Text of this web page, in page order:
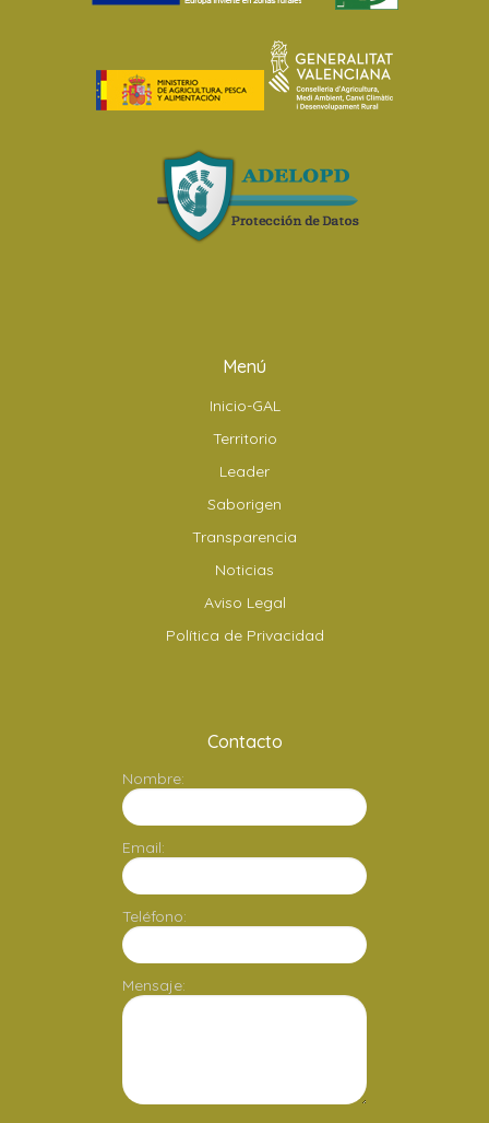
Menú
Inicio-GAL
Territorio
Leader
Saborigen
Transparencia
Noticias
Aviso Legal
Política de Privacidad
Contacto
Nombre:
Email:
Teléfono:
Mensaje: